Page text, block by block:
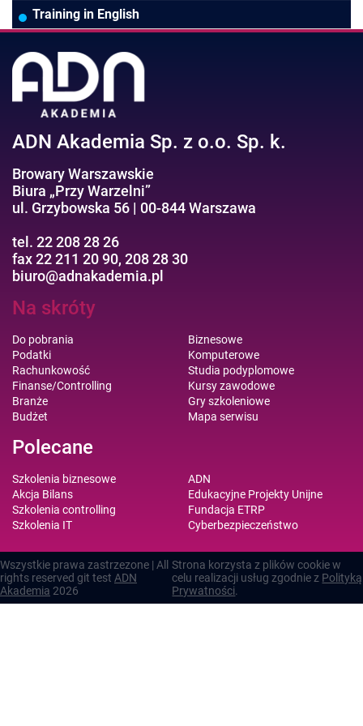
Pozostałe branże
Asystentka/Sekretarka
Efektywność osobista//Wellbeing
MS Project/Word/PowerPoint
Training in English
ADN Akademia Sp. z o.o. Sp. k.
Browary Warszawskie
Biura „Przy Warzelni”
ul. Grzybowska 56 | 00-844 Warszawa
tel. 22 208 28 26
fax 22 211 20 90, 208 28 30
biuro@adnakademia.pl
Na skróty
Do pobrania
Podatki
Rachunkowość
Finanse/Controlling
Branże
Budżet
Biznesowe
Komputerowe
Studia podyplomowe
Kursy zawodowe
Gry szkoleniowe
Mapa serwisu
Polecane
Szkolenia biznesowe
Akcja Bilans
Szkolenia controlling
Szkolenia IT
ADN
Edukacyjne Projekty Unijne
Fundacja ETRP
Cyberbezpieczeństwo
Wszystkie prawa zastrzezone | All
rights reserved git test ADN
Akademia 2026
Strona korzysta z plików cookie w
celu realizacji usług zgodnie z Polityką
Prywatności.